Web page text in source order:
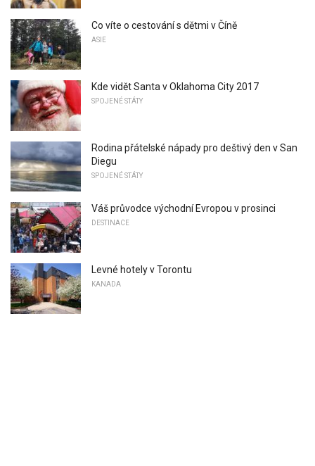
Co víte o cestování s dětmi v Číně
ASIE
Kde vidět Santa v Oklahoma City 2017
SPOJENÉ STÁTY
Rodina přátelské nápady pro deštivý den v San
Diegu
SPOJENÉ STÁTY
Váš průvodce východní Evropou v prosinci
DESTINACE
Levné hotely v Torontu
KANADA